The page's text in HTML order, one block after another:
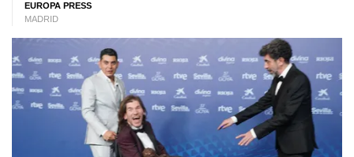
EUROPA PRESS
MADRID